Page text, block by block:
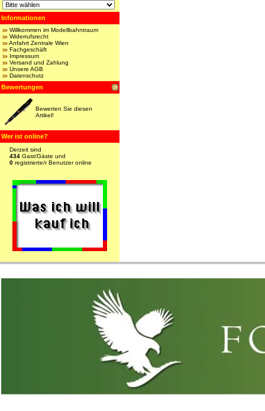
Informationen
Willkommen im Modellbahntraum
Widerrufsrecht
Anfahrt Zentrale Wien
Fachgeschäft
Impressum
Versand und Zahlung
Unsere AGB
Datenschutz
Bewertungen
Bewerten Sie diesen
Artikel!
Wer ist online?
Derzeit sind
434 Gast/Gäste und
0 registrierte/r Benutzer online